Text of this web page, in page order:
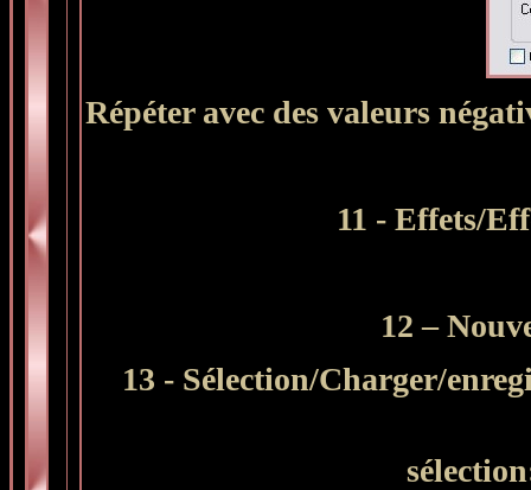
Répéter avec des valeurs
11 - Effets/
12 –
13 - Sélection/Charger/